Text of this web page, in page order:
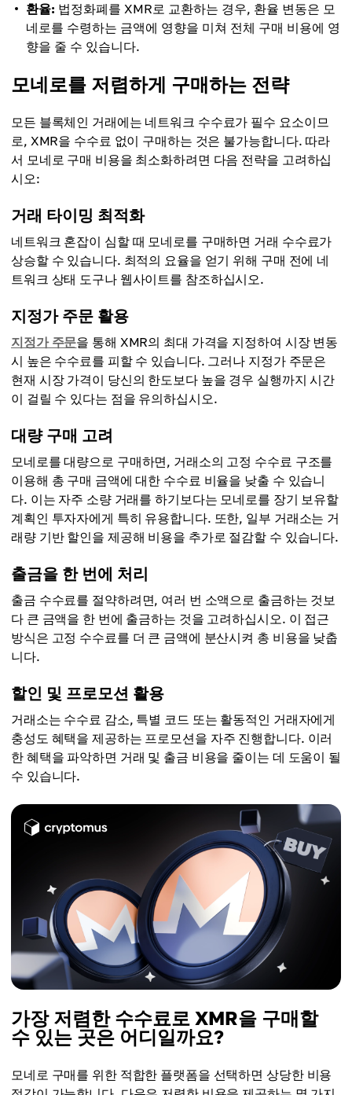
환율: 법정화폐를 XMR로 교환하는 경우, 환율 변동은 모
네로를 수령하는 금액에 영향을 미쳐 전체 구매 비용에 영
향을 줄 수 있습니다.
모네로를 저렴하게 구매하는 전략
모든 블록체인 거래에는 네트워크 수수료가 필수 요소이므
로, XMR을 수수료 없이 구매하는 것은 불가능합니다. 따라
서 모네로 구매 비용을 최소화하려면 다음 전략을 고려하십
시오:
거래 타이밍 최적화
네트워크 혼잡이 심할 때 모네로를 구매하면 거래 수수료가
상승할 수 있습니다. 최적의 요율을 얻기 위해 구매 전에 네
트워크 상태 도구나 웹사이트를 참조하십시오.
지정가 주문 활용
지정가 주문을 통해 XMR의 최대 가격을 지정하여 시장 변동
시 높은 수수료를 피할 수 있습니다. 그러나 지정가 주문은
현재 시장 가격이 당신의 한도보다 높을 경우 실행까지 시간
이 걸릴 수 있다는 점을 유의하십시오.
대량 구매 고려
모네로를 대량으로 구매하면, 거래소의 고정 수수료 구조를
이용해 총 구매 금액에 대한 수수료 비율을 낮출 수 있습니
다. 이는 자주 소량 거래를 하기보다는 모네로를 장기 보유할
계획인 투자자에게 특히 유용합니다. 또한, 일부 거래소는 거
래량 기반 할인을 제공해 비용을 추가로 절감할 수 있습니다.
출금을 한 번에 처리
출금 수수료를 절약하려면, 여러 번 소액으로 출금하는 것보
다 큰 금액을 한 번에 출금하는 것을 고려하십시오. 이 접근
방식은 고정 수수료를 더 큰 금액에 분산시켜 총 비용을 낮춥
니다.
할인 및 프로모션 활용
거래소는 수수료 감소, 특별 코드 또는 활동적인 거래자에게
충성도 혜택을 제공하는 프로모션을 자주 진행합니다. 이러
한 혜택을 파악하면 거래 및 출금 비용을 줄이는 데 도움이 될
수 있습니다.
가장 저렴한 수수료로 XMR을 구매할
수 있는 곳은 어디일까요?
모네로 구매를 위한 적합한 플랫폼을 선택하면 상당한 비용